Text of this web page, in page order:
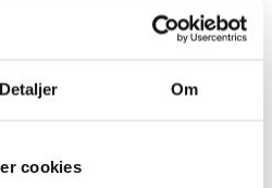
Detaljer Om
cookies
× 1,45% = 26.100 kr.
digital via tinglysning.dk,
ved bolighandlen.